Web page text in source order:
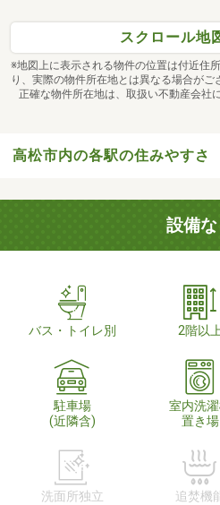
スクロール地
※地図上に表示される物件の位置は付近住
り、実際の物件所在地とは異なる場合がご
正確な物件所在地は、取扱い不動産会社
高松市内の各駅の住みやすさ
設備
バス・トイレ別 2階以
駐車場
(近隣含)
室内洗
置き場
洗面所独立 追焚機